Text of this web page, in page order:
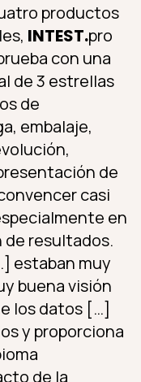
productos
INTEST.pro
con una
de 3 estrellas
de
embalaje,
de
casi
en
de resultados.
estaban muy
buena visión
los datos […]
y proporciona
de la